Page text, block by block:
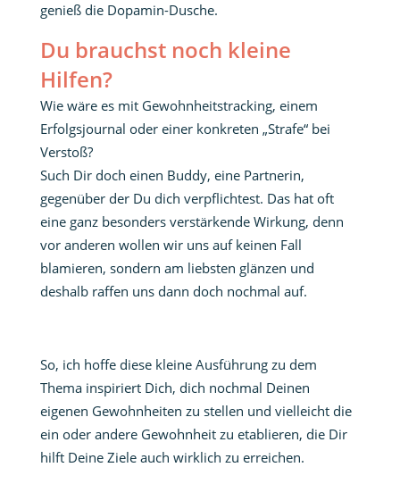
genieß die Dopamin-Dusche.
Du brauchst noch kleine
Hilfen?
Wie wäre es mit Gewohnheitstracking, einem
Erfolgsjournal oder einer konkreten „Strafe“ bei
Verstoß?
Such Dir doch einen Buddy, eine Partnerin,
gegenüber der Du dich verpflichtest. Das hat oft
eine ganz besonders verstärkende Wirkung, denn
vor anderen wollen wir uns auf keinen Fall
blamieren, sondern am liebsten glänzen und
deshalb raffen uns dann doch nochmal auf.
So, ich hoffe diese kleine Ausführung zu dem
Thema inspiriert Dich, dich nochmal Deinen
eigenen Gewohnheiten zu stellen und vielleicht die
ein oder andere Gewohnheit zu etablieren, die Dir
hilft Deine Ziele auch wirklich zu erreichen.